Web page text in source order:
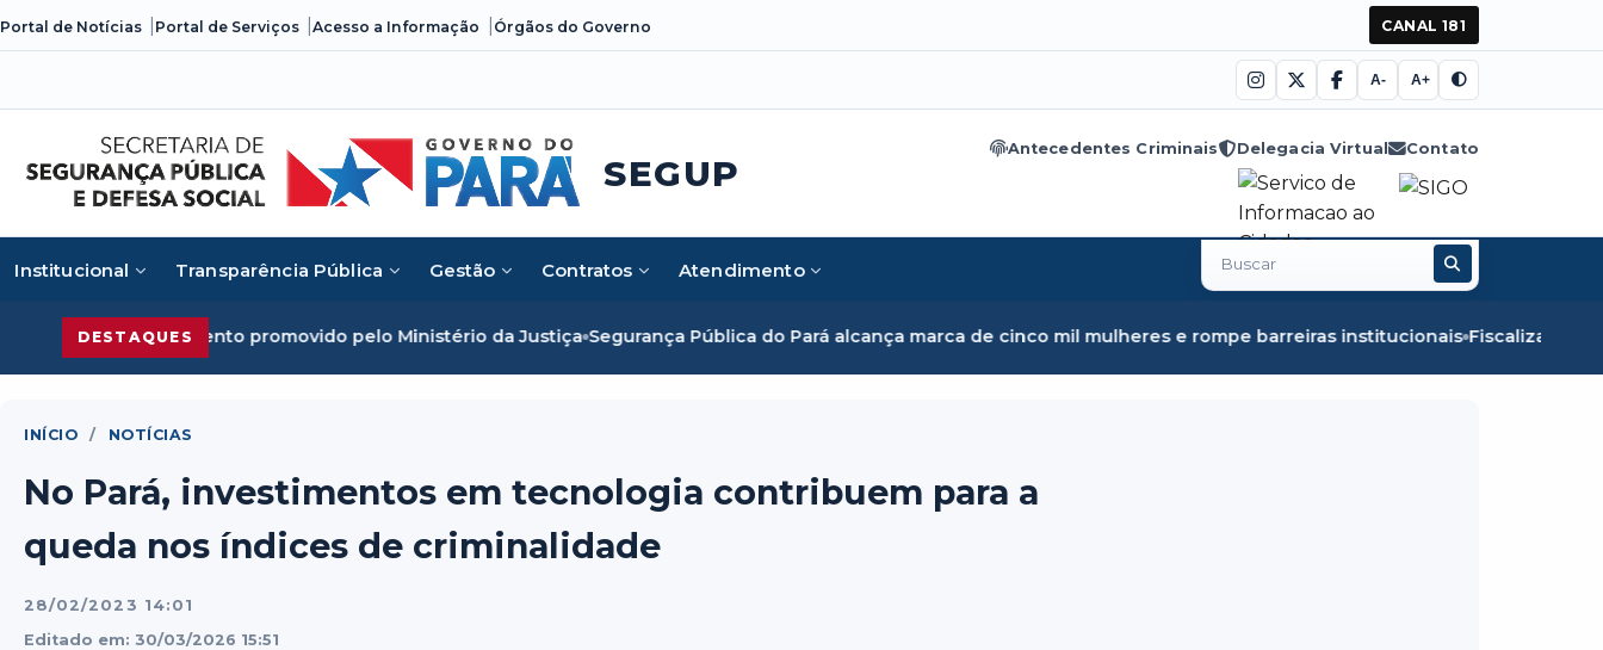
Portal de Notícias Portal de Serviços Acesso a Informação Órgãos do Governo CANAL 181
A- A+
SEGUP
Antecedentes Criminais Delegacia Virtual Contato
Institucional Transparência Pública Gestão Contratos Atendimento
Buscar
no
DESTAQUES
promovido pelo Ministério da Justiça Segurança Pública do Pará alcança marca de cinco mil mulheres e rompe barreiras institucionais Fiscalização em Óbidos apreende
INÍCIO / NOTÍCIAS
No Pará, investimentos em tecnologia contribuem para a
queda nos índices de criminalidade
28/02/2023 14:01
Editado em: 30/03/2026 15:51